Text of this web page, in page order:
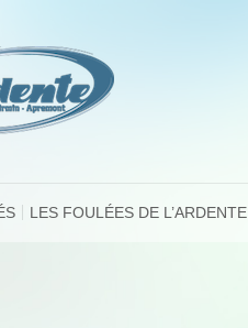
LES FOULÉES DE L’ARDENTE